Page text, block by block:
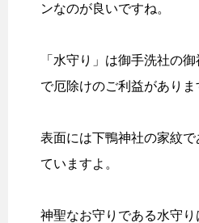
ンなのが良いですね。
「水守り」は御手洗社の
で厄除けのご利益がありま
表面には下鴨神社の家紋
ていますよ。
神聖なお守りである水守